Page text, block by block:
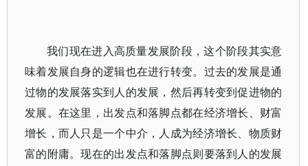
我们现在进入高质量发展阶段，这个阶段其实意
味着发展自身的逻辑也在进行转变。过去的发展是通
过物的发展落实到人的发展，然后再转变到促进物的
发展。在这里，出发点和落脚点都在经济增长、财富
增长，而人只是一个中介，人成为经济增长、物质财
富的附庸。现在的出发点和落脚点则要落到人的发展